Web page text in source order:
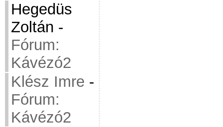
Hegedüs
Zoltán -
Fórum:
Kávézó2
Klész Imre -
Fórum:
Kávézó2